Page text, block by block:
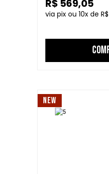
10
R$ 569,05
NEW